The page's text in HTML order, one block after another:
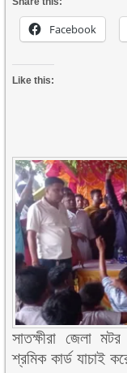
Facebook
Like this:
সাতক্ষীরা জেলা
শ্রমিক কার্ড যাচাই